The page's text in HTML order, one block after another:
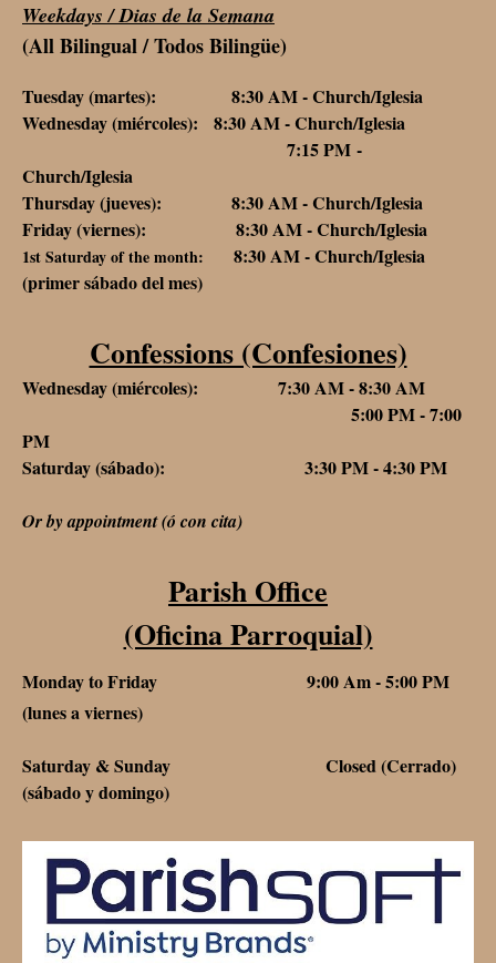
Weekdays / Dias de la Semana
(All Bilingual / Todos Bilingüe)
Tuesday (martes): 8:30 AM - Church/Iglesia
Wednesday (miércoles): 8:30 AM - Church/Iglesia
7:15 PM -
Church/Iglesia
Thursday (jueves): 8:30 AM - Church/Iglesia
Friday (viernes): 8:30 AM - Church/Iglesia
1st Saturday of the month: 8:30 AM - Church/Iglesia
(primer sábado del mes)
Confessions (Confesiones)
Wednesday (miércoles): 7:30 AM - 8:30 AM
5:00 PM - 7:00
PM
Saturday (sábado): 3:30 PM - 4:30 PM
Or by appointment (ó con cita)
Parish Office
(Oficina Parroquial)
Monday to Friday 9:00 Am - 5:00 PM
(lunes a viernes)
Saturday & Sunday Closed (Cerrado)
(sábado y domingo)